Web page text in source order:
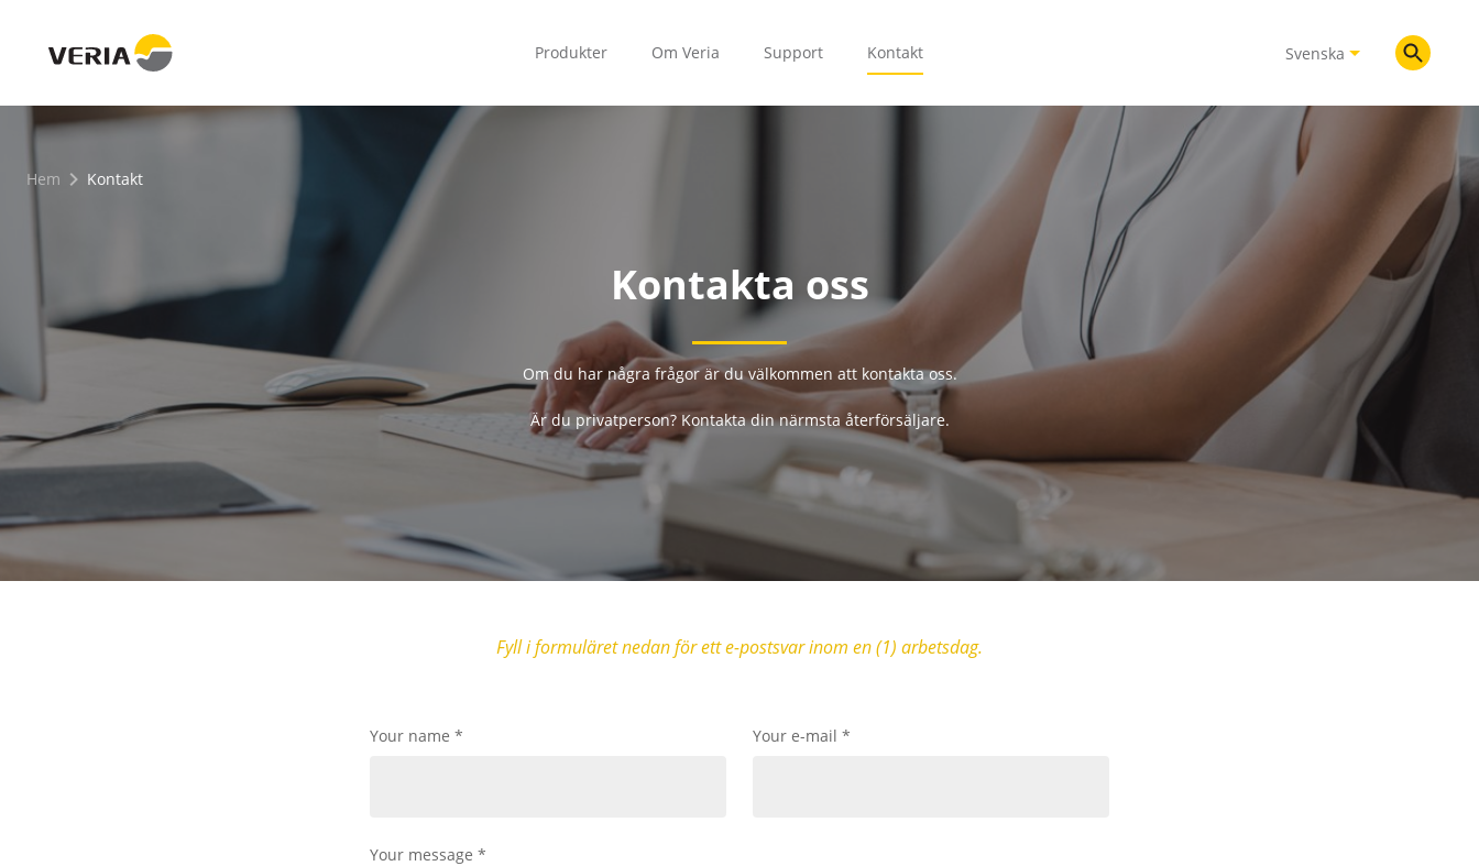
Svenska
Produkter Om Veria Support Kontakt
Hem Kontakt
Kontakta oss
Om du har några frågor är du välkommen att kontakta oss.
Är du privatperson? Kontakta din närmsta återförsäljare.
Fyll i formuläret nedan för ett e-postsvar inom en (1) arbetsdag.
Your name * Your e-mail *
Your message *